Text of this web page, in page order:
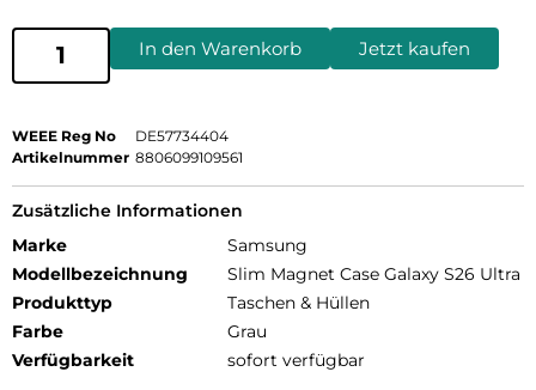
In den Warenkorb Jetzt kaufen
WEEE Reg No
DE57734404
Artikelnummer 8806099109561
Zusätzliche Informationen
Marke
Samsung
Modellbezeichnung
Slim Magnet Case Galaxy S26 Ultra
Produkttyp
Taschen & Hüllen
Farbe
Grau
Verfügbarkeit
sofort verfügbar